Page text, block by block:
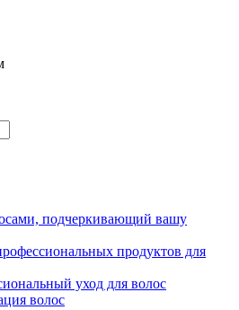
подчеркивающий вашу
продуктов для
уход для волос
волос